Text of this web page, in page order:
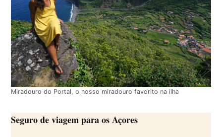
Miradouro do Portal, o nosso miradouro favorito na ilha
Seguro de viagem para os Açores